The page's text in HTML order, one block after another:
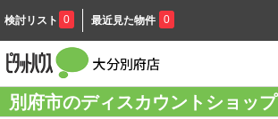
検討リスト 0 最近見た物件 0
別府市のディスカウントショップ